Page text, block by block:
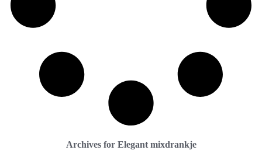
Archives for Elegant mixdrankje